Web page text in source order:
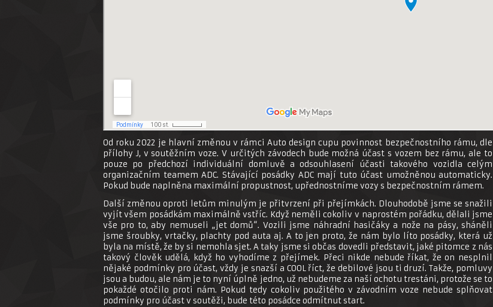
Od roku 2022 je hlavní změnou v rámci Auto design cupu povinnost bezpečnostního rámu, dle
přílohy J, v soutěžním voze. V určitých závodech bude možná účast s vozem bez rámu, ale to
pouze po předchozí individuální domluvě a odsouhlasení účasti takového vozidla celým
organizačním teamem ADC. Stávající posádky ADC mají tuto účast umožněnou automaticky.
Pokud bude naplněna maximální propustnost, upřednostníme vozy s bezpečnostním rámem.
Další změnou oproti letům minulým je přitvrzení při přejímkách. Dlouhodobě jsme se snažili
vyjít všem posádkám maximálně vstříc. Když neměli cokoliv v naprostém pořádku, dělali jsme
vše pro to, aby nemuseli „jet domů“. Vozili jsme náhradní hasičáky a nože na pásy, sháněli
jsme šroubky, vrtačky, plachty pod auta aj. A to jen proto, že nám bylo líto posádky, která už
byla na místě, že by si nemohla sjet. A taky jsme si občas dovedli představit, jaké pitomce z nás
takový člověk udělá, když ho vyhodíme z přejímek. Přeci nikde nebude říkat, že on nesplnil
nějaké podmínky pro účast, vždy je snazší a COOL říct, že debilové jsou ti druzí. Takže, pomluvy
jsou a budou, ale nám je to nyní úplně jedno, už nebudeme za naší ochotu trestáni, protože se to
pokaždé otočilo proti nám. Pokud tedy cokoliv použitého v závodním voze nebude splňovat
podmínky pro účast v soutěži, bude této posádce odmítnut start.